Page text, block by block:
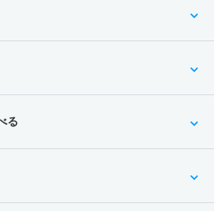
る